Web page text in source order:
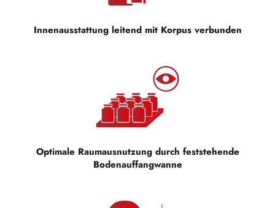
Innenausstattung leitend mit Korpus verbunden
Optimale Raumausnutzung durch feststehende
Bodenauffangwanne